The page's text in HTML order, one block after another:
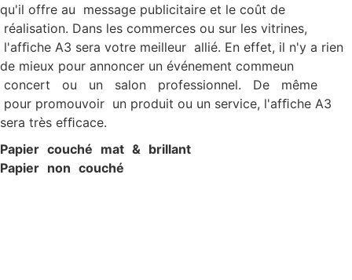
qu'il offre au message publicitaire et le coût de
réalisation. Dans les commerces ou sur les vitrines,
l'afﬁche A3 sera votre meilleur allié. En effet, il n'y a rien
de mieux pour annoncer un événement commeun
concert ou un salon professionnel. De même
pour promouvoir un produit ou un service, l'afﬁche A3
sera très efﬁcace.
Papier couché mat & brillant
Papier non couché